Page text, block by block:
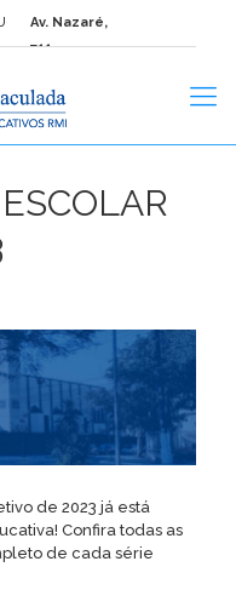
Av. Nazaré,
711 –
São
Paulo/SP
de 2023 já está
Confira todas as
de cada série